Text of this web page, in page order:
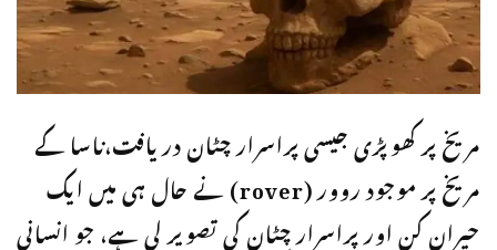
مریخ پر کھوپڑی جیسی پراسرار چٹان دریافت،ناسا کے
مریخ پر موجود روور (rover) نے حال ہی میں ایک
حیران کن اور پراسرار چٹان کی تصویر لی ہے، جو انسانی